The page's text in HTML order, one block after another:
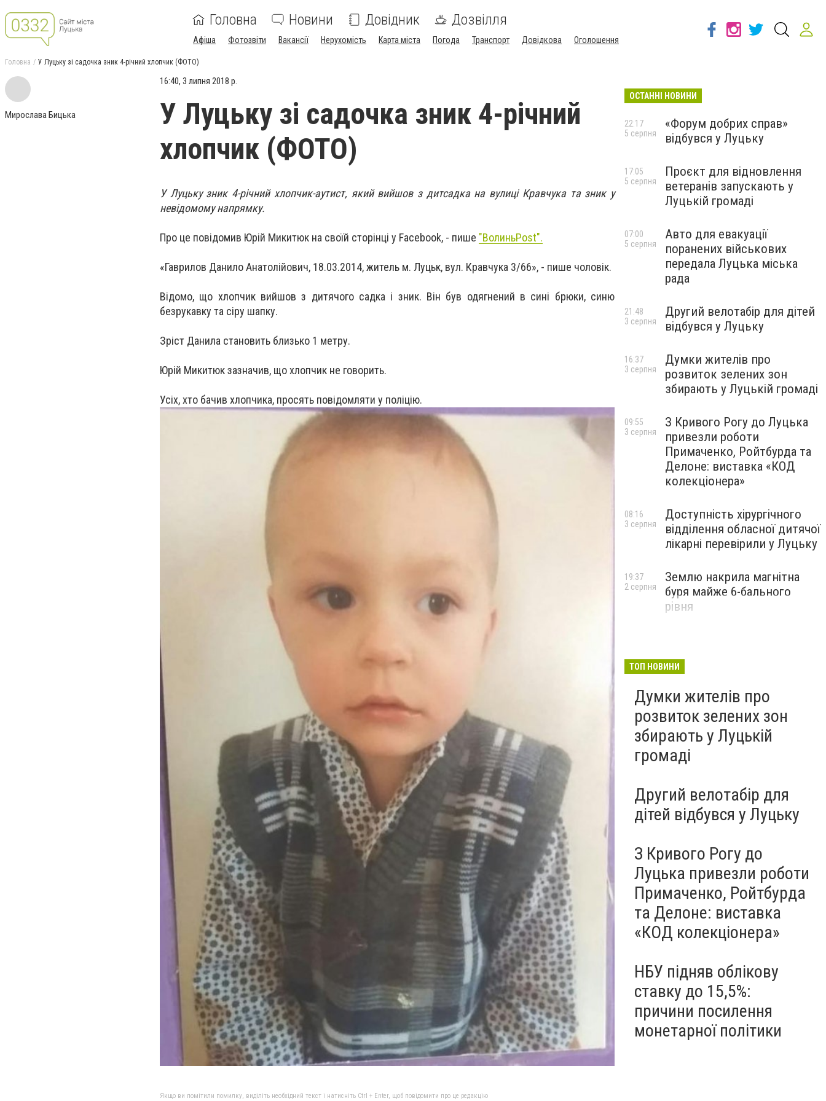
Головна Новини Довідник Дозвілля
Афіша Фотозвіти Вакансії Нерухомість Карта міста Погода Транспорт Довідкова Оголошення
Головна У Луцьку зі садочка зник 4-річний хлопчик (ФОТО)
Мирослава Бицька
16:40, 3 липня 2018 р.
У Луцьку зі садочка зник 4-річний
хлопчик (ФОТО)
У Луцьку зник 4-річний хлопчик-аутист, який вийшов з дитсадка на вулиці Кравчука та зник у
невідомому напрямку.
Про це повідомив Юрій Микитюк на своїй сторінці у Facebook, - пише "ВолиньPost".
«Гаврилов Данило Анатолійович, 18.03.2014, житель м. Луцьк, вул. Кравчука 3/66», - пише чоловік.
Відомо, що хлопчик вийшов з дитячого садка і зник. Він був одягнений в сині брюки, синю
безрукавку та сіру шапку.
Зріст Данила становить близько 1 метру.
Юрій Микитюк зазначив, що хлопчик не говорить.
Усіх, хто бачив хлопчика, просять повідомляти у поліцію.
Якщо ви помітили помилку, виділіть необхідний текст і натисніть Ctrl + Enter, щоб повідомити про це редакцію
ОСТАННІ НОВИНИ
«Форум добрих справ»
відбувся у Луцьку
22:17
5 серпня
Проєкт для відновлення
ветеранів запускають у
Луцькій громаді
17:05
5 серпня
Авто для евакуації
поранених військових
передала Луцька міська
рада
07:00
5 серпня
Другий велотабір для дітей
відбувся у Луцьку
21:48
3 серпня
Думки жителів про
розвиток зелених зон
збирають у Луцькій громаді
16:37
3 серпня
З Кривого Рогу до Луцька
привезли роботи
Примаченко, Ройтбурда та
Делоне: виставка «КОД
колекціонера»
09:55
3 серпня
Доступність хірургічного
відділення обласної дитячої
лікарні перевірили у Луцьку
08:16
3 серпня
Землю накрила магнітна
буря майже 6-бального
рівня
19:37
2 серпня
ТОП НОВИНИ
Думки жителів про
розвиток зелених зон
збирають у Луцькій
громаді
Другий велотабір для
дітей відбувся у Луцьку
З Кривого Рогу до
Луцька привезли роботи
Примаченко, Ройтбурда
та Делоне: виставка
«КОД колекціонера»
НБУ підняв облікову
ставку до 15,5%:
причини посилення
монетарної політики